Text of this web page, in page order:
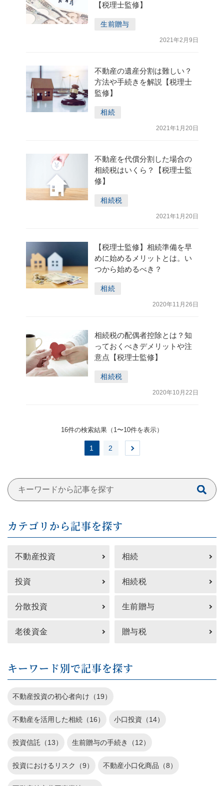
【税理士監修】
生前贈与
2021年2月9日
不動産の遺産分割は難しい？
方法や手続きを解説【税理士
監修】
相続
2021年1月20日
不動産を代償分割した場合の
相続税はいくら？【税理士監
修】
相続税
2021年1月20日
【税理士監修】相続準備を早
めに始めるメリットとは。い
つから始めるべき？
相続
2020年11月26日
相続税の配偶者控除とは？知
っておくべきデメリットや注
意点【税理士監修】
相続税
2020年10月22日
16件の検索結果（1〜10件を表⽰）
1 2
カテゴリから記事を探す
不動産投資 相続
投資 相続税
分散投資 生前贈与
老後資金 贈与税
キーワード別で記事を探す
不動産投資の初心者向け（19）
不動産を活用した相続（16） 小口投資（14）
投資信託（13） 生前贈与の手続き（12）
投資におけるリスク（9） 不動産小口化商品（8）